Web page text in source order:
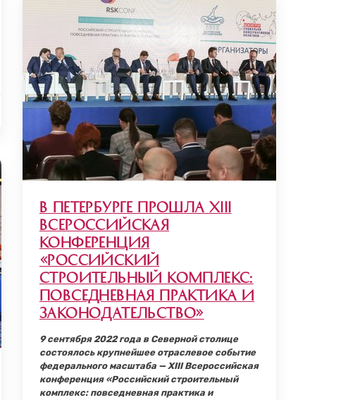
В Петербурге прошла XIII
Всероссийская
конференция
«Российский
строительный комплекс:
повседневная практика и
законодательство»
9 сентября 2022 года в Северной столице
состоялось крупнейшее отраслевое событие
федерального масштаба — XIII Всероссийская
конференция «Российский строительный
комплекс: повседневная практика и